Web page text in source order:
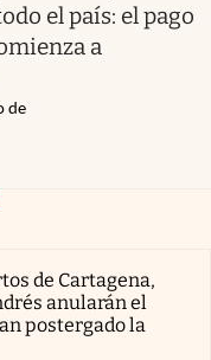
el país: el pago
a
de
de Cartagena,
anularán el
postergado la